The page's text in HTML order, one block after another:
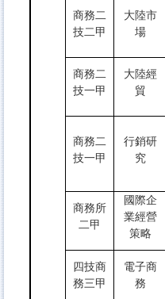
商務二
技二甲
大陸市
場
商務二
技一甲
大陸經
貿
商務二
技一甲
行銷研
究
商務所
二甲
國際企
業經營
策略
四技商
務三甲
電子商
務